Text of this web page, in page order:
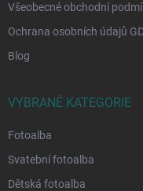
Všeobecné obchodní
Ochrana osobních údajů
Blog
VYBRANÉ KATEGORIE
Fotoalba
Svatební fotoalba
Dětská fotoalba